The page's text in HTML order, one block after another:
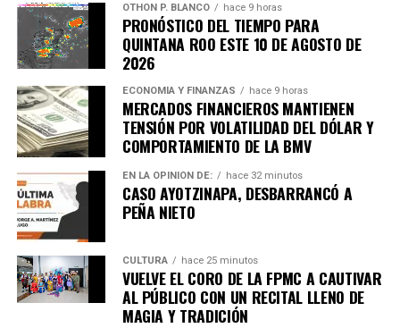
Recibe las noticias al instante
Únete al canal oficial de WhatsApp de
Quinto Podery recibe las noticias más
importantes de Quintana Roo directamente
en tu teléfono.
OTHON P. BLANCO hace 9 horas
PRONÓSTICO DEL TIEMPO PARA
QUINTANA ROO ESTE 10 DE AGOSTO DE
2026
ECONOMÍA Y FINANZAS hace 9 horas
MERCADOS FINANCIEROS MANTIENEN
TENSIÓN POR VOLATILIDAD DEL DÓLAR Y
COMPORTAMIENTO DE LA BMV
EN LA OPINIÓN DE: hace 32 minutos
CASO AYOTZINAPA, DESBARRANCÓ A
PEÑA NIETO
CULTURA hace 25 minutos
VUELVE EL CORO DE LA FPMC A CAUTIVAR
AL PÚBLICO CON UN RECITAL LLENO DE
MAGIA Y TRADICIÓN